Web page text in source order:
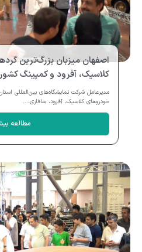
اصفهان میزبان بزرگ‌ترین
کلاسیک، آفرود و کمپینگ
مدیرعامل شرکت نمایشگاه‌های بین‌المللی
خودروهای کلاسیک، آفرود، سافاری،...
مطالعه